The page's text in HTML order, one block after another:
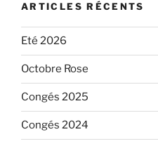
ARTICLES RÉCENTS
Eté 2026
Octobre Rose
Congés 2025
Congés 2024